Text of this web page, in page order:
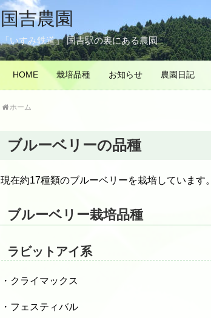
国吉農園
「いすみ鉄道」 国吉駅の裏にある農園
HOME 栽培品種 お知らせ 農園日記
ホーム
ブルーベリーの品種
現在約17種類のブルーベリーを栽培しています。
ブルーベリー栽培品種
ラビットアイ系
・クライマックス
・フェスティバル